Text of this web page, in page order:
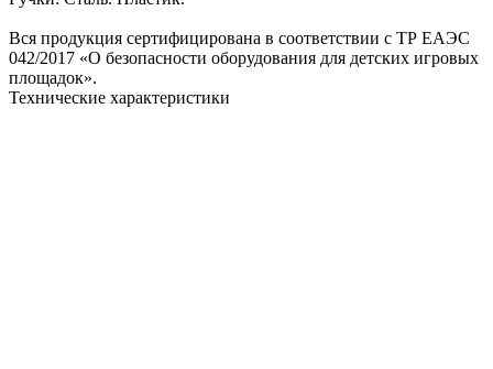
Вся продукция сертифицирована в соответствии с ТР ЕАЭС
042/2017 «О безопасности оборудования для детских игровых
площадок».
Технические характеристики